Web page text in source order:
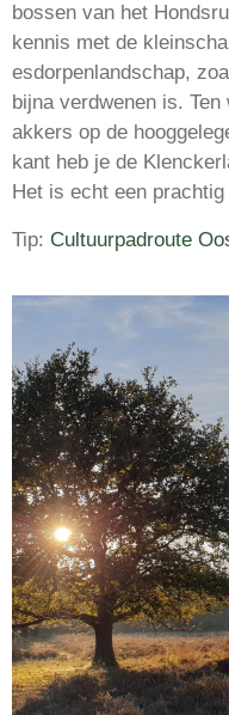
bossen van het
kennis met de
esdorpenlandschap,
bijna verdwenen is.
akkers op de
kant heb je de
Het is echt een
Tip: Cultuurpadroute